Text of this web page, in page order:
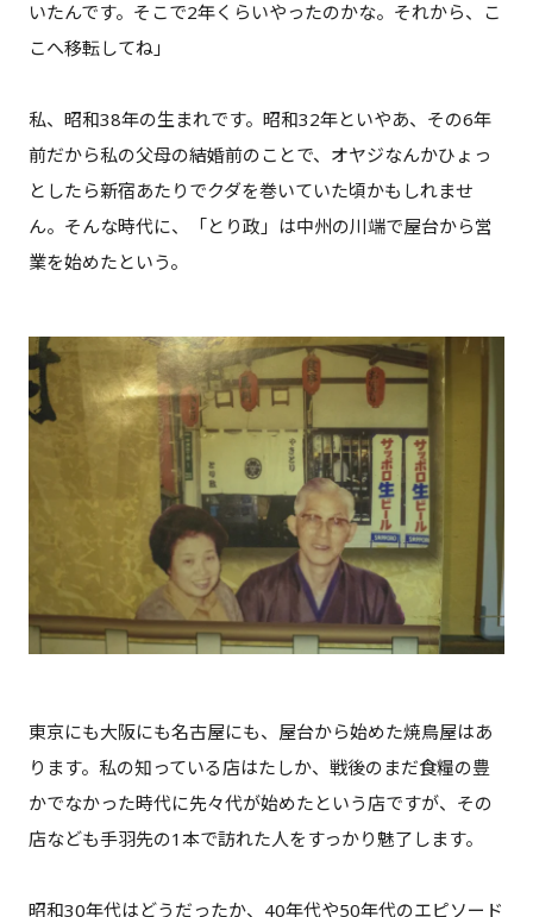
いたんです。そこで2年くらいやったのかな。それから、こ
こへ移転してね」
私、昭和38年の生まれです。昭和32年といやあ、その6年
前だから私の父母の結婚前のことで、オヤジなんかひょっ
としたら新宿あたりでクダを巻いていた頃かもしれませ
ん。そんな時代に、「とり政」は中州の川端で屋台から営
業を始めたという。
東京にも大阪にも名古屋にも、屋台から始めた焼鳥屋はあ
ります。私の知っている店はたしか、戦後のまだ食糧の豊
かでなかった時代に先々代が始めたという店ですが、その
店なども手羽先の1本で訪れた人をすっかり魅了します。
昭和30年代はどうだったか、40年代や50年代のエピソード